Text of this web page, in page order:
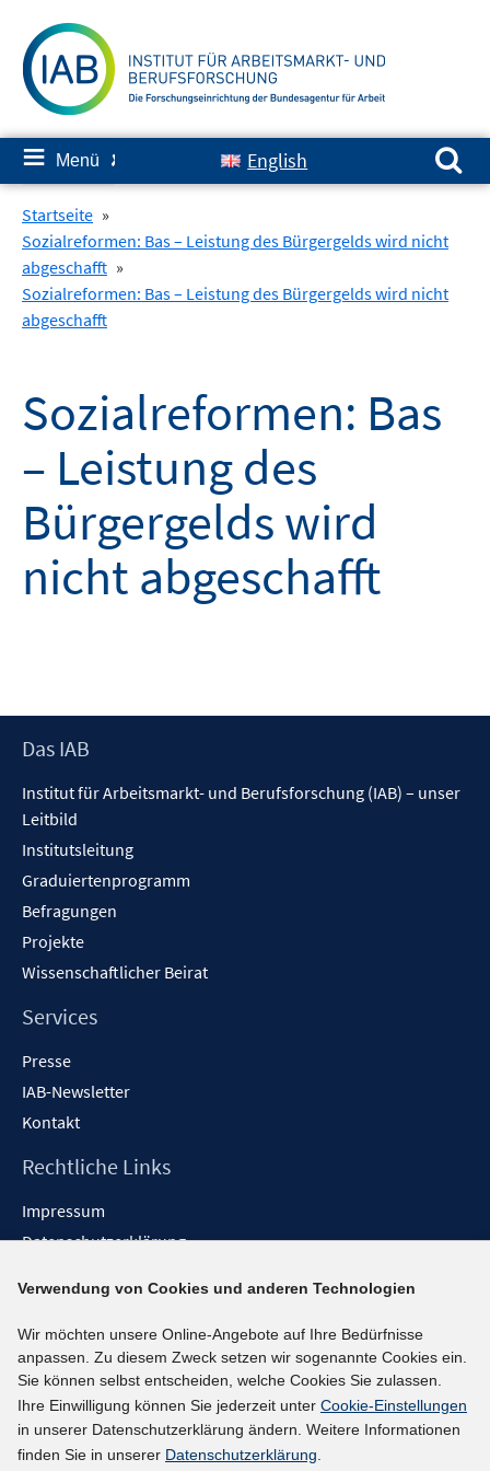
zum
Inhalt
≡ Menü ✘ English
Suchen nach:
Startseite »
Sozialreformen: Bas – Leistung des Bürgergelds wird nicht
abgeschafft »
Sozialreformen: Bas – Leistung des Bürgergelds wird nicht
abgeschafft
Sozialreformen: Bas
– Leistung des
Bürgergelds wird
nicht abgeschafft
Footer
Das IAB
Institut für Arbeitsmarkt- und Berufsforschung (IAB) – unser
Leitbild
Institutsleitung
Graduiertenprogramm
Befragungen
Projekte
Wissenschaftlicher Beirat
Services
Presse
IAB-Newsletter
Kontakt
Rechtliche Links
Impressum
Datenschutzerklärung
Barrieren melden
Social-Media-Kanäle
BlueSky
YouTube
LinkedIn
Verwendung von Cookies und anderen Technologien
Wir möchten unsere Online-Angebote auf Ihre Bedürfnisse
anpassen. Zu diesem Zweck setzen wir sogenannte Cookies ein.
Sie können selbst entscheiden, welche Cookies Sie zulassen.
Ihre Einwilligung können Sie jederzeit unter Cookie-Einstellungen
in unserer Datenschutzerklärung ändern. Weitere Informationen
finden Sie in unserer Datenschutzerklärung.